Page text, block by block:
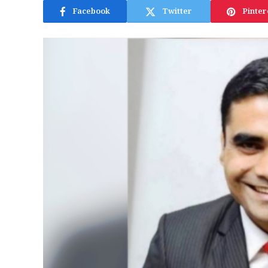
Facebook Twitter